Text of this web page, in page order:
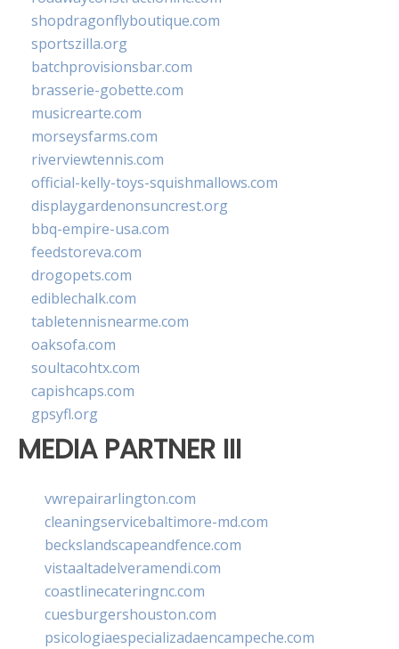
shopdragonflyboutique.com
sportszilla.org
batchprovisionsbar.com
brasserie-gobette.com
musicrearte.com
morseysfarms.com
riverviewtennis.com
official-kelly-toys-squishmallows.com
displaygardenonsuncrest.org
bbq-empire-usa.com
feedstoreva.com
drogopets.com
ediblechalk.com
tabletennisnearme.com
oaksofa.com
soultacohtx.com
capishcaps.com
gpsyfl.org
MEDIA PARTNER III
vwrepairarlington.com
cleaningservicebaltimore-md.com
beckslandscapeandfence.com
vistaaltadelveramendi.com
coastlinecateringnc.com
cuesburgershouston.com
psicologiaespecializadaencampeche.com